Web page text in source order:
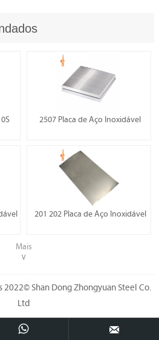
2507 Placa de Aço Inoxidável
201 202 Placa de Aço Inoxidável
Mais
∨
2022© Shan Dong Zhongyuan Steel Co.
Ltd
 